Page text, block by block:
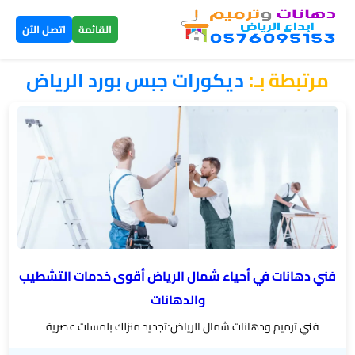
القائمة اتصل الآن ×
الرئيسية
دهانات
خارجية
الرياض
مرتبطة بـ:​ديكورات جبس بورد الرياض
فني دهانات في أحياء شمال الرياض أقوى خدمات التشطيب
والدهانات
فني ترميم ودهانات شمال الرياض:تجديد منزلك بلمسات عصرية...